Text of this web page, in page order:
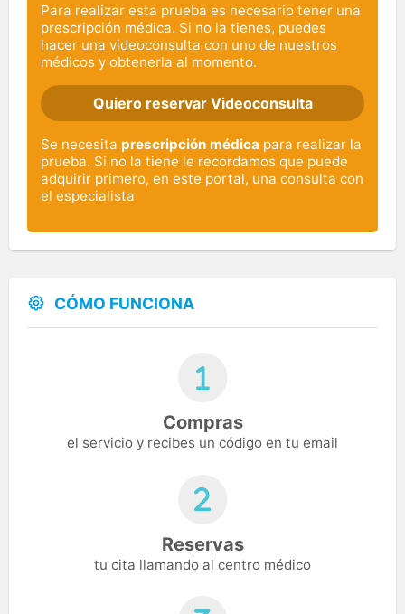
Para realizar esta prueba es necesario tener una
prescripción médica. Si no la tienes, puedes
hacer una videoconsulta con uno de nuestros
médicos y obtenerla al momento.
Quiero reservar Videoconsulta
Se necesita prescripción médica para realizar la
prueba. Si no la tiene le recordamos que puede
adquirir primero, en este portal, una consulta con
el especialista
CÓMO FUNCIONA
Compras
el servicio y recibes un código en tu email
Reservas
tu cita llamando al centro médico